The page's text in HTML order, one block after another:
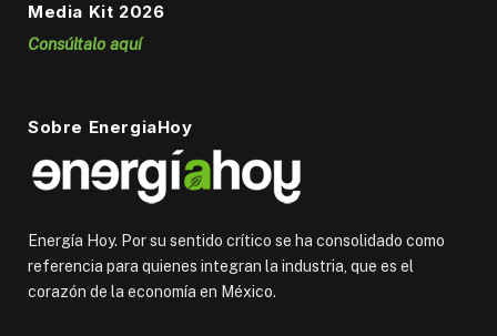
Media Kit 2026
Consúltalo aquí
Sobre EnergiaHoy
Energía Hoy. Por su sentido crítico se ha consolidado como
referencia para quienes integran la industria, que es el
corazón de la economía en México.